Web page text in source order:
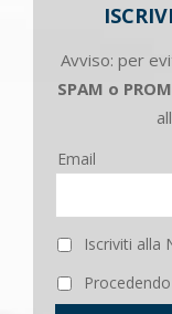
Avviso: per
SPAM o
Email
Iscriviti alla